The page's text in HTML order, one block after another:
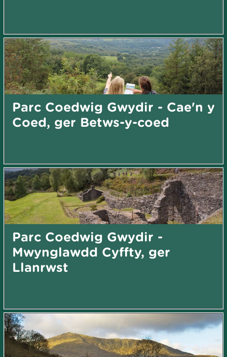
Parc Coedwig Gwydir - Cae'n y
Coed, ger Betws-y-coed
Parc Coedwig Gwydir -
Mwynglawdd Cyffty, ger
Llanrwst